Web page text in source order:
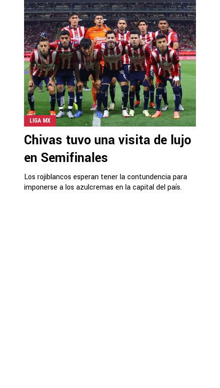
LIGA MX
Chivas tuvo una visita de lujo
en Semifinales
Los rojiblancos esperan tener la contundencia para
imponerse a los azulcremas en la capital del país.